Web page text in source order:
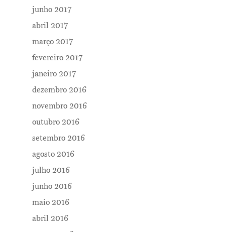
junho 2017
abril 2017
março 2017
fevereiro 2017
janeiro 2017
dezembro 2016
novembro 2016
outubro 2016
setembro 2016
agosto 2016
julho 2016
junho 2016
maio 2016
abril 2016